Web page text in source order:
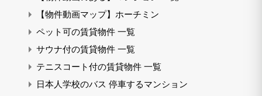
【物件動画マップ】ホーチミン
ペット可の賃貸物件 一覧
サウナ付の賃貸物件 一覧
テニスコート付の賃貸物件 一覧
日本人学校のバス 停車するマンション